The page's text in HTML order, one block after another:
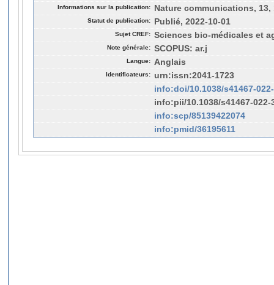
Informations sur la publication: Nature communications, 13,
Statut de publication: Publié, 2022-10-01
Sujet CREF: Sciences bio-médicales et
Note générale: SCOPUS: ar.j
Langue: Anglais
Identificateurs:
urn:issn:2041-1723
info:doi/10.1038/s41467-
info:pii/10.1038/s41467-022-
info:scp/85139422074
info:pmid/36195611